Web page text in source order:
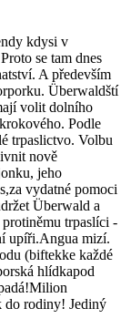
kdysi v
se tam dnes
A především
Überwaldští
volit dolního
Podle
trpaslictvo. Volbu
nově
jeho
vydatné pomoci
Überwald a
trpaslíci -
upíři.Angua mizí.
(biftekke každé
hlídkapod
do rodiny! Jediný